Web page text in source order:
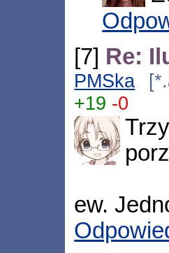
[7] Re:
PMSka
+19 -0
ew.